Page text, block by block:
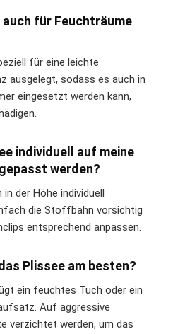
für Feuchträume
für eine leichte
ausgelegt, sodass es auch in
eingesetzt werden kann,
individuell auf meine
werden?
der Höhe individuell
die Stoffbahn vorsichtig
entsprechend anpassen.
Plissee am besten?
ein feuchtes Tuch oder ein
Auf aggressive
verzichtet werden, um das